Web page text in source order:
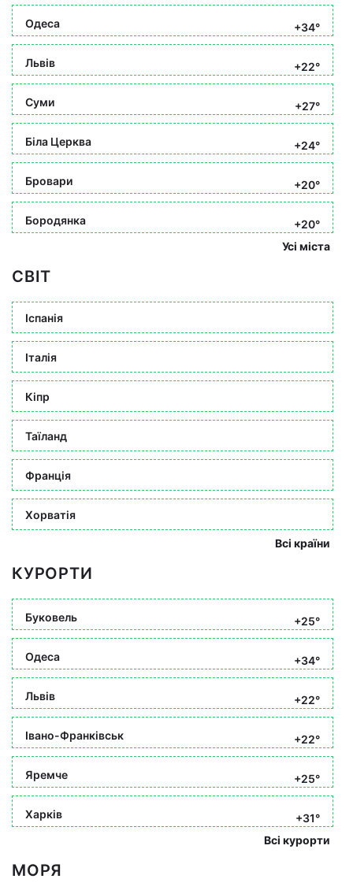
Одеса +34°
Львів +22°
Суми +27°
Біла Церква +24°
Бровари +20°
Бородянка
+20°
Усі міста
СВІТ
Іспанія
Італія
Кіпр
Таїланд
Франція
Хорватія
Всі країни
КУРОРТИ
Буковель +25°
Одеса +34°
Львів +22°
Івано-Франківськ +22°
Яремче +25°
Харків
+31°
Всі курорти
МОРЯ